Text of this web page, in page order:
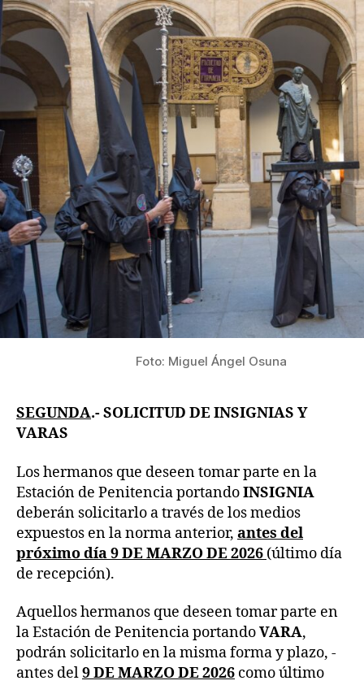
Foto: Miguel Ángel Osuna
SEGUNDA.- SOLICITUD DE INSIGNIAS Y
VARAS
Los hermanos que deseen tomar parte en la
Estación de Penitencia portandoINSIGNIA
deberán solicitarlo a través de los medios
expuestos en la norma anterior, antes del
próximo día9 DE MARZO DE 2026 (último día
de recepción).
Aquellos hermanos que deseen tomar parte en
la Estación de Penitencia portandoVARA,
podrán solicitarlo en la misma forma y plazo, -
antes del9 DE MARZO DE 2026 como último